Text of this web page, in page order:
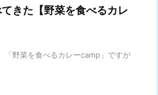
きた【野菜を食べるカレ
「野菜を食べるカレーcamp」ですが